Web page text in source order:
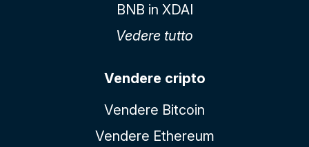
BNB in XDAI
Vedere tutto
Vendere cripto
Vendere Bitcoin
Vendere Ethereum